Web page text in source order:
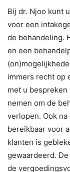
Bij dr. Njoo kunt
voor een
de behandeling.
en een
immers recht op
met u
nemen om de
verlopen. Ook
bereikbaar voor
klanten is
gewaardeerd.
de